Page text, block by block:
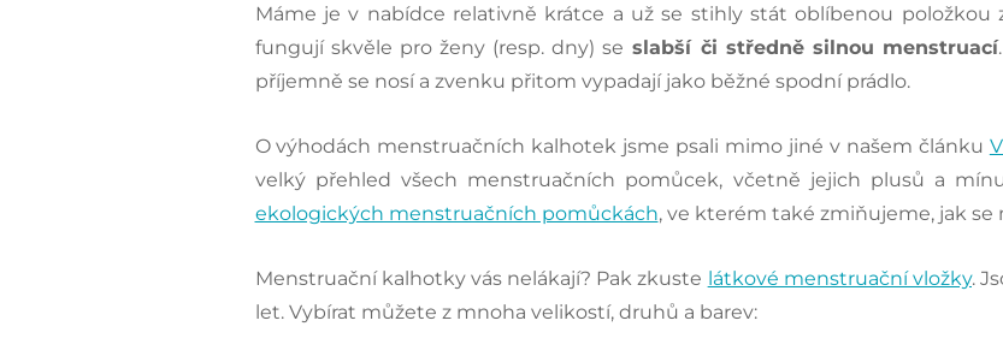
Máme je v nabídce relativně krátce a už se stihly stát oblíbenou položkou
fungují skvěle pro ženy (resp. dny) se slabší či středně silnou menstruací
příjemně se nosí a zvenku přitom vypadají jako běžné spodní prádlo.
O výhodách menstruačních kalhotek jsme psali mimo jiné v našem článku
velký přehled všech menstruačních pomůcek, včetně jejich plusů a
ekologických menstruačních pomůckách, ve kterém také zmiňujeme, jak
Menstruační kalhotky vás nelákají? Pak zkuste látkové menstruační vložky.
let. Vybírat můžete z mnoha velikostí, druhů a barev: